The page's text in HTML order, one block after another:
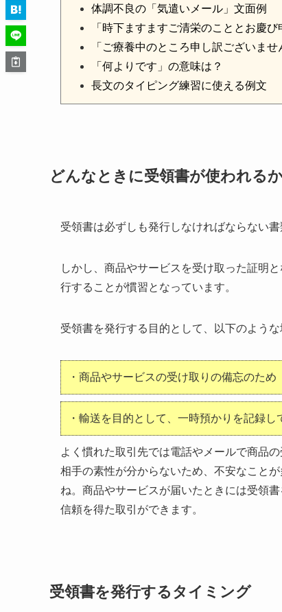
体調不良の「気遣いメール」文面例
「時下ますますご清栄のこととお慶
「ご療養中のところ申し訳ございませ
「何よりです」の意味は？
長文のタイピング練習に使える例文
どんなときに受領書が使われる
受領書は必ずしも発行しなければならない書
しかし、商品やサービスを受け取った証明
行することが慣習となっています。
受領書を発行する目的として、以下のような
・商品やサービスの受け取りの備忘のため
・輸送を目的として、一時預かりを記録し
よく慣れた取引先では電話やメールで商品
相手の素性が分からないため、不安なこと
ね。商品やサービスが届いたときには受領
信頼を得た取引ができます。
受領書を発行するタイミング